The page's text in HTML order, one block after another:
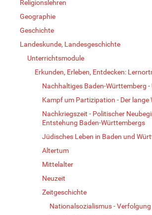
Religionslehren
Geographie
Geschichte
Landeskunde, Landesgeschichte
Unterrichtsmodule
Erkunden, Erleben, Entdecken:
Nachhaltiges Baden-Württemberg
Kampf um Partizipation - Der lange
Nachkriegszeit - Politischer
Entstehung Baden-Württembergs
Jüdisches Leben in Baden und
Altertum
Mittelalter
Neuzeit
Zeitgeschichte
Nationalsozialismus -